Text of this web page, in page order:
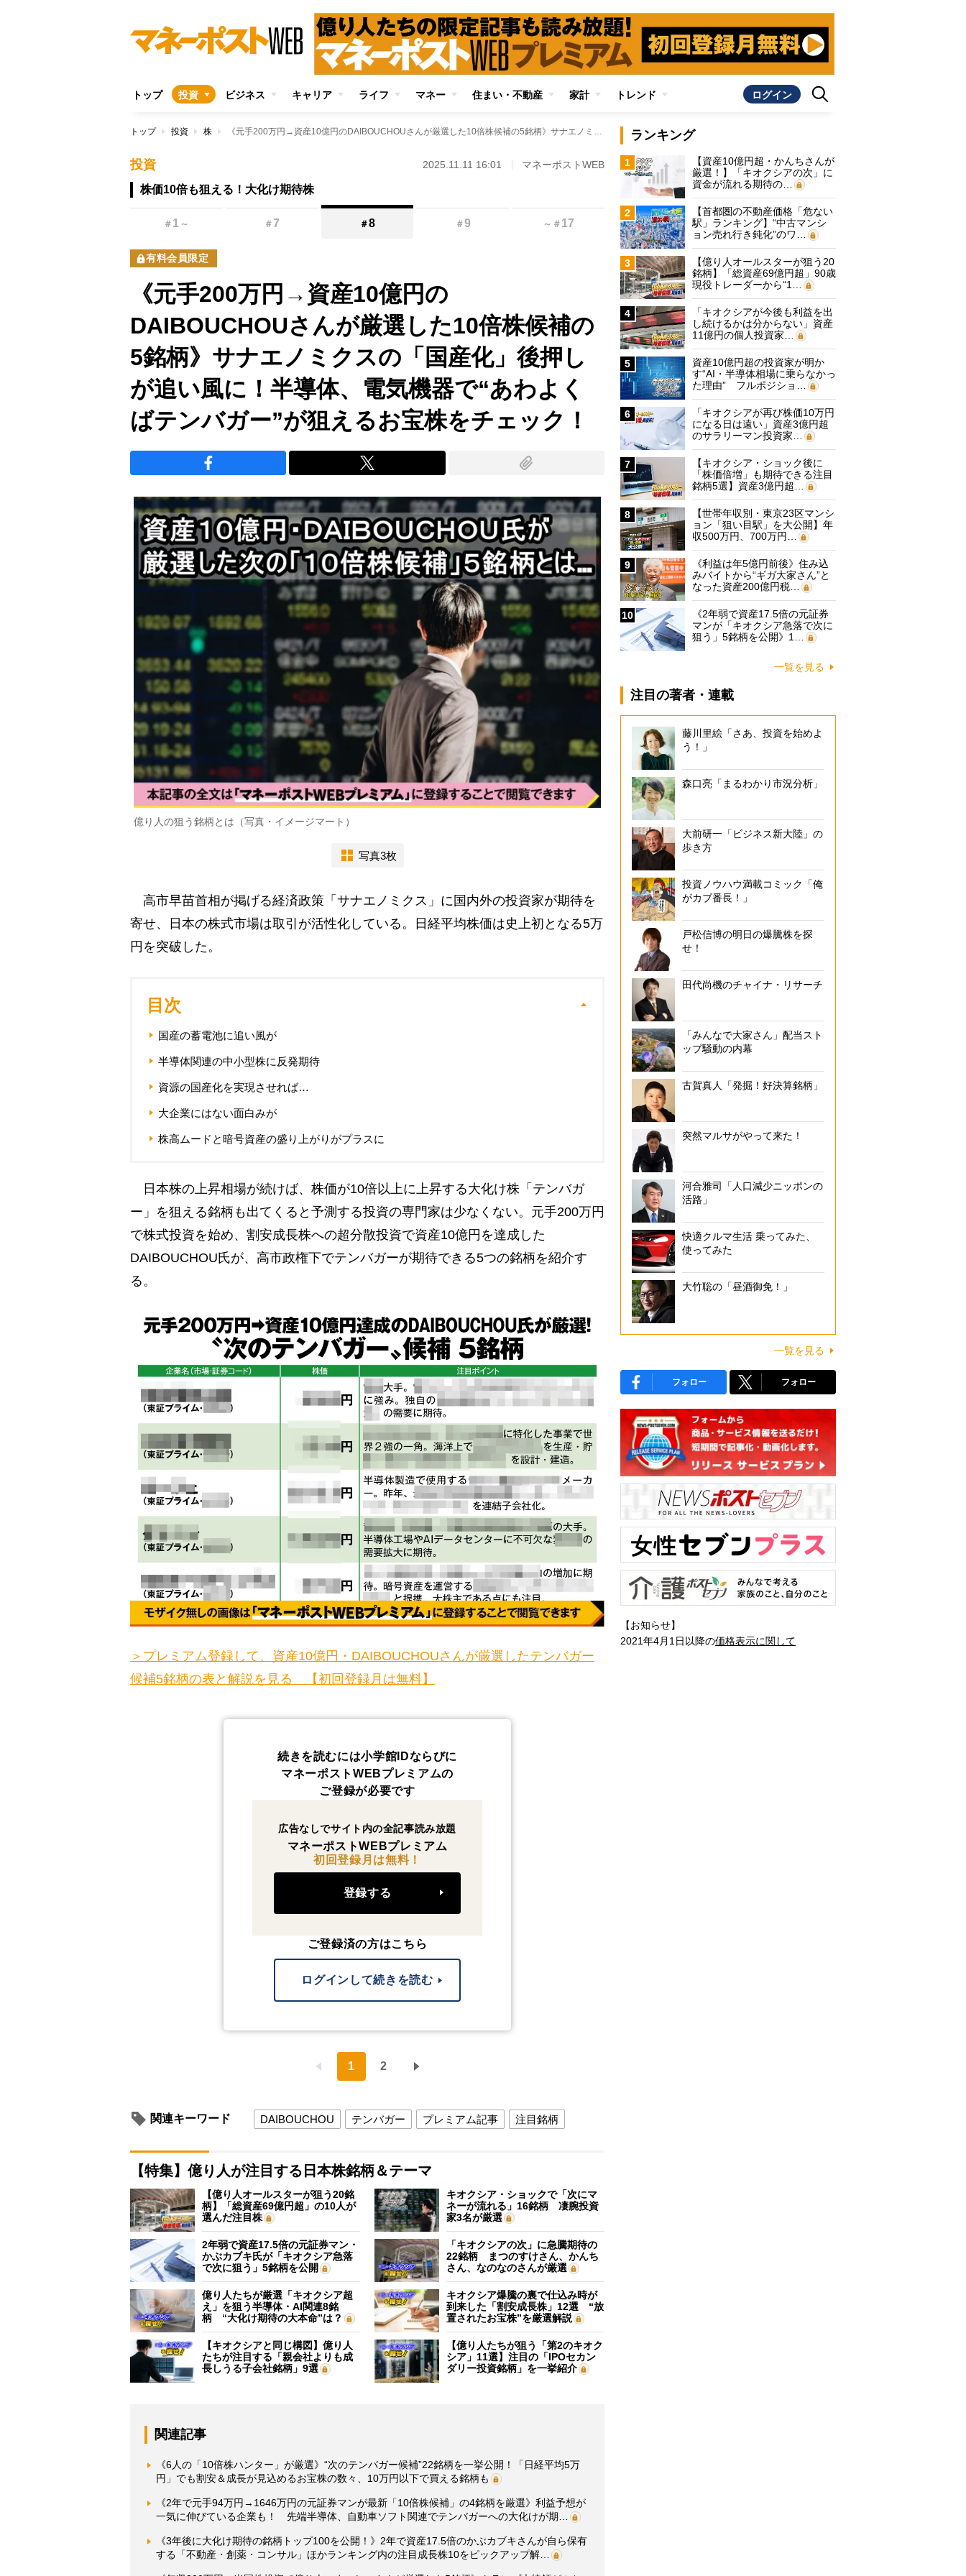
トップ 投資 ビジネス キャリア ライフ マネー 住まい・不動産 家計 トレンド ログイン
トップ 投資 株 《元手200万円→資産10億円のDAIBOUCHOUさんが厳選した10倍株候補の5銘柄》サナエノミクスの「国産化」後押しが追い風に！半導体、電気機器で“あわよくばテンバガー”が狙えるお宝株をチェック！
投資 2025.11.11 16:01 マネーポストWEB
株価10倍も狙える！大化け期待株
＃ 1 ～ ＃7 ＃8 ＃9 ～ ＃ 17
有料会員限定
《元手200万円→資産10億円の
DAIBOUCHOUさんが厳選した10倍株候補の
5銘柄》サナエノミクスの「国産化」後押し
が追い風に！半導体、電気機器で“あわよく
ばテンバガー”が狙えるお宝株をチェック！
億り人の狙う銘柄とは（写真・イメージマート）
写真3枚
高市早苗首相が掲げる経済政策「サナエノミクス」に国内外の投資家が期待を
寄せ、日本の株式市場は取引が活性化している。日経平均株価は史上初となる5万
円を突破した。
目次
国産の蓄電池に追い風が
半導体関連の中小型株に反発期待
資源の国産化を実現させれば…
大企業にはない面白みが
株高ムードと暗号資産の盛り上がりがプラスに
日本株の上昇相場が続けば、株価が10倍以上に上昇する大化け株「テンバガ
ー」を狙える銘柄も出てくると予測する投資の専門家は少なくない。元手200万円
で株式投資を始め、割安成長株への超分散投資で資産10億円を達成した
DAIBOUCHOU氏が、高市政権下でテンバガーが期待できる5つの銘柄を紹介す
る。
＞プレミアム登録して、資産10億円・DAIBOUCHOUさんが厳選したテンバガー
候補5銘柄の表と解説を見る 【初回登録月は無料】
続きを読むには小学館IDならびに
マネーポストWEBプレミアムの
ご登録が必要です
広告なしでサイト内の全記事読み放題
マネーポストWEBプレミアム
初回登録月は無料！
登録する
ご登録済の方はこちら
ログインして続きを読む
1 2
関連キーワード DAIBOUCHOU テンバガー プレミアム記事 注目銘柄
【特集】億り人が注目する日本株銘柄＆テーマ
【億り人オールスターが狙う20銘
柄】「総資産69億円超」の10人が
選んだ注目株
キオクシア・ショックで「次にマ
ネーが流れる」16銘柄 凄腕投資
家3名が厳選
2年弱で資産17.5倍の元証券マン・
かぶカブキ氏が「キオクシア急落
で次に狙う」5銘柄を公開
「キオクシアの次」に急騰期待の
22銘柄 まつのすけさん、かんち
さん、なのなのさんが厳選
億り人たちが厳選「キオクシア超
え」を狙う半導体・AI関連8銘
柄 “大化け期待の大本命”は？
キオクシア爆騰の裏で仕込み時が
到来した「割安成長株」12選 “放
置されたお宝株”を厳選解説
【キオクシアと同じ構図】億り人
たちが注目する「親会社よりも成
長しうる子会社銘柄」9選
【億り人たちが狙う「第2のキオク
シア」11選】注目の「IPOセカン
ダリー投資銘柄」を一挙紹介
関連記事
《6人の「10倍株ハンター」が厳選》“次のテンバガー候補”22銘柄を一挙公開！「日経平均5万
円」でも割安＆成長が見込めるお宝株の数々、10万円以下で買える銘柄も
《2年で元手94万円→1646万円の元証券マンが最新「10倍株候補」の4銘柄を厳選》利益予想が
一気に伸びている企業も！ 先端半導体、自動車ソフト関連でテンバガーへの大化けが期…
《3年後に大化け期待の銘柄トップ100を公開！》2年で資産17.5倍のかぶカブキさんが自ら保有
する「不動産・創薬・コンサル」ほかランキング内の注目成長株10をピックアップ解…
ランキング
1
【資産10億円超・かんちさんが
厳選！】「キオクシアの次」に
資金が流れる期待の…
2
【首都圏の不動産価格「危ない
駅」ランキング】“中古マンシ
ョン売れ行き鈍化”のワ…
3
【億り人オールスターが狙う20
銘柄】「総資産69億円超」90歳
現役トレーダーから“1…
4
「キオクシアが今後も利益を出
し続けるかは分からない」資産
11億円の個人投資家…
5
資産10億円超の投資家が明か
す“AI・半導体相場に乗らなかっ
た理由” フルポジショ…
6
「キオクシアが再び株価10万円
になる日は遠い」資産3億円超
のサラリーマン投資家…
7
【キオクシア・ショック後に
「株価倍増」も期待できる注目
銘柄5選】資産3億円超…
8
【世帯年収別・東京23区マンシ
ョン「狙い目駅」を大公開】年
収500万円、700万円…
9
《利益は年5億円前後》住み込
みバイトから“ギガ大家さん”と
なった資産200億円税…
10
《2年弱で資産17.5倍の元証券
マンが「キオクシア急落で次に
狙う」5銘柄を公開》1…
一覧を見る
注目の著者・連載
藤川里絵「さあ、投資を始めよ
う！」
森口亮「まるわかり市況分析」
大前研一「ビジネス新大陸」の
歩き方
投資ノウハウ満載コミック「俺
がカブ番長！」
戸松信博の明日の爆騰株を探
せ！
田代尚機のチャイナ・リサーチ
「みんなで大家さん」配当スト
ップ騒動の内幕
古賀真人「発掘！好決算銘柄」
突然マルサがやって来た！
河合雅司「人口減少ニッポンの
活路」
快適クルマ生活 乗ってみた、
使ってみた
大竹聡の「昼酒御免！」
一覧を見る
フォロー フォロー
【お知らせ】
2021年4月1日以降の価格表示に関して